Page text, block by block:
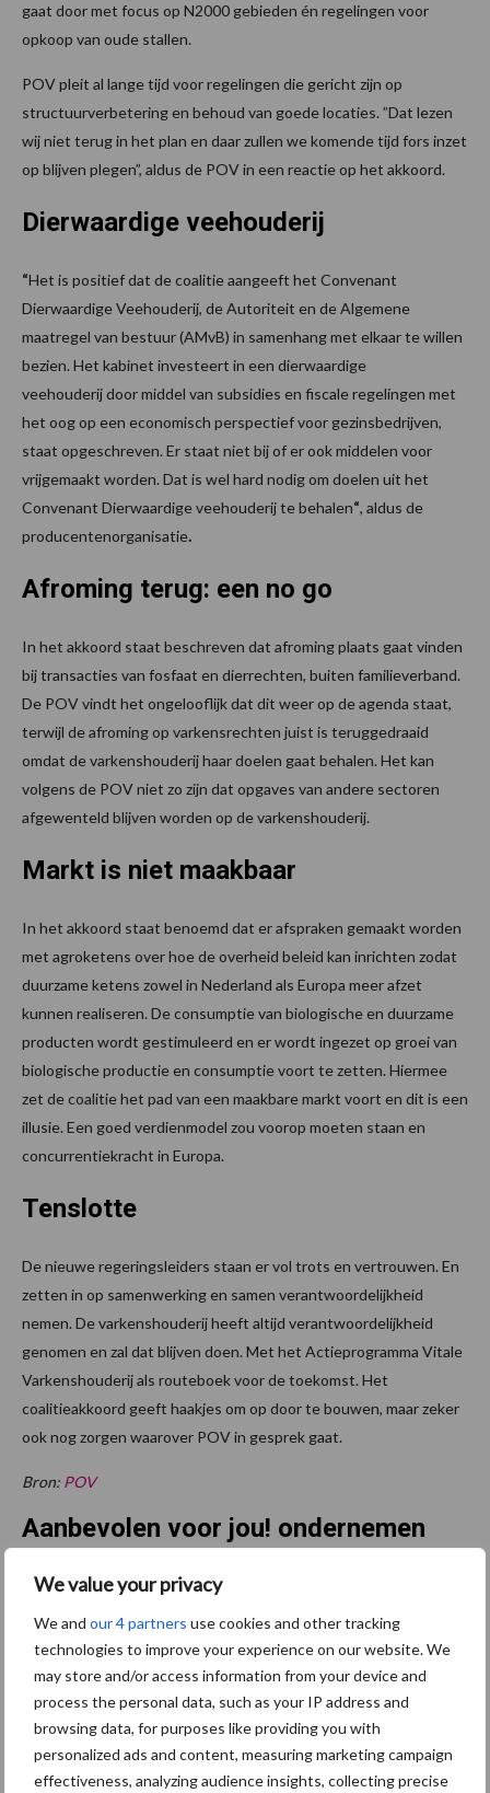
We value your privacy
We and our 4 partners use cookies and other tracking
technologies to improve your experience on our website. We
may store and/or access information from your device and
process the personal data, such as your IP address and
browsing data, for purposes like providing you with
personalized ads and content, measuring marketing campaign
effectiveness, analyzing audience insights, collecting precise
gaat door met focus op N2000 gebieden én regelingen voor
opkoop van oude stallen.
POV pleit al lange tijd voor regelingen die gericht zijn op
structuurverbetering en behoud van goede locaties. ”Dat lezen
wij niet terug in het plan en daar zullen we komende tijd fors inzet
op blijven plegen”, aldus de POV in een reactie op het akkoord.
Dierwaardige veehouderij
“Het is positief dat de coalitie aangeeft het Convenant
Dierwaardige Veehouderij, de Autoriteit en de Algemene
maatregel van bestuur (AMvB) in samenhang met elkaar te willen
bezien. Het kabinet investeert in een dierwaardige
veehouderij door middel van subsidies en fiscale regelingen met
het oog op een economisch perspectief voor gezinsbedrijven,
staat opgeschreven. Er staat niet bij of er ook middelen voor
vrijgemaakt worden. Dat is wel hard nodig om doelen uit het
Convenant Dierwaardige veehouderij te behalen“, aldus de
producentenorganisatie.
Afroming terug: een no go
In het akkoord staat beschreven dat afroming plaats gaat vinden
bij transacties van fosfaat en dierrechten, buiten familieverband.
De POV vindt het ongelooflijk dat dit weer op de agenda staat,
terwijl de afroming op varkensrechten juist is teruggedraaid
omdat de varkenshouderij haar doelen gaat behalen. Het kan
volgens de POV niet zo zijn dat opgaves van andere sectoren
afgewenteld blijven worden op de varkenshouderij.
Markt is niet maakbaar
In het akkoord staat benoemd dat er afspraken gemaakt worden
met agroketens over hoe de overheid beleid kan inrichten zodat
duurzame ketens zowel in Nederland als Europa meer afzet
kunnen realiseren. De consumptie van biologische en duurzame
producten wordt gestimuleerd en er wordt ingezet op groei van
biologische productie en consumptie voort te zetten. Hiermee
zet de coalitie het pad van een maakbare markt voort en dit is een
illusie. Een goed verdienmodel zou voorop moeten staan en
concurrentiekracht in Europa.
Tenslotte
De nieuwe regeringsleiders staan er vol trots en vertrouwen. En
zetten in op samenwerking en samen verantwoordelijkheid
nemen. De varkenshouderij heeft altijd verantwoordelijkheid
genomen en zal dat blijven doen. Met het Actieprogramma Vitale
Varkenshouderij als routeboek voor de toekomst. Het
coalitieakkoord geeft haakjes om op door te bouwen, maar zeker
ook nog zorgen waarover POV in gesprek gaat.
Bron: POV
Aanbevolen voor jou! ondernemen
Droogte zet landbouw
opnieuw onder druk:
klimaatverandering
versterkt watertekort
Buitenuitloop: hoeveel
nutriënten halen varkens